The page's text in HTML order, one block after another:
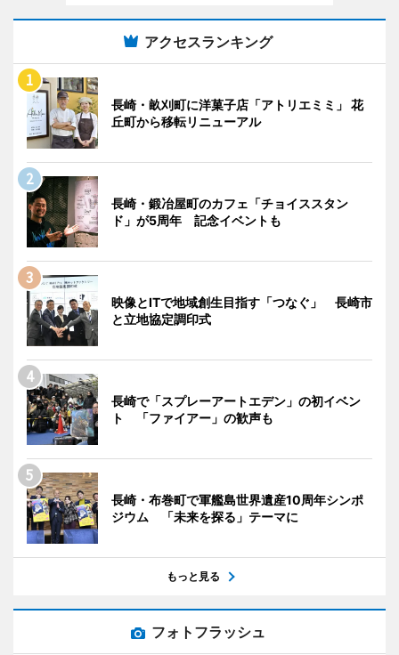
アクセスランキング
長崎・畝刈町に洋菓子店「アトリエミミ」 花
丘町から移転リニューアル
長崎・鍛冶屋町のカフェ「チョイススタン
ド」が5周年 記念イベントも
映像とITで地域創生目指す「つなぐ」 長崎市
と立地協定調印式
長崎で「スプレーアートエデン」の初イベン
ト 「ファイアー」の歓声も
長崎・布巻町で軍艦島世界遺産10周年シンポ
ジウム 「未来を探る」テーマに
もっと見る
フォトフラッシュ